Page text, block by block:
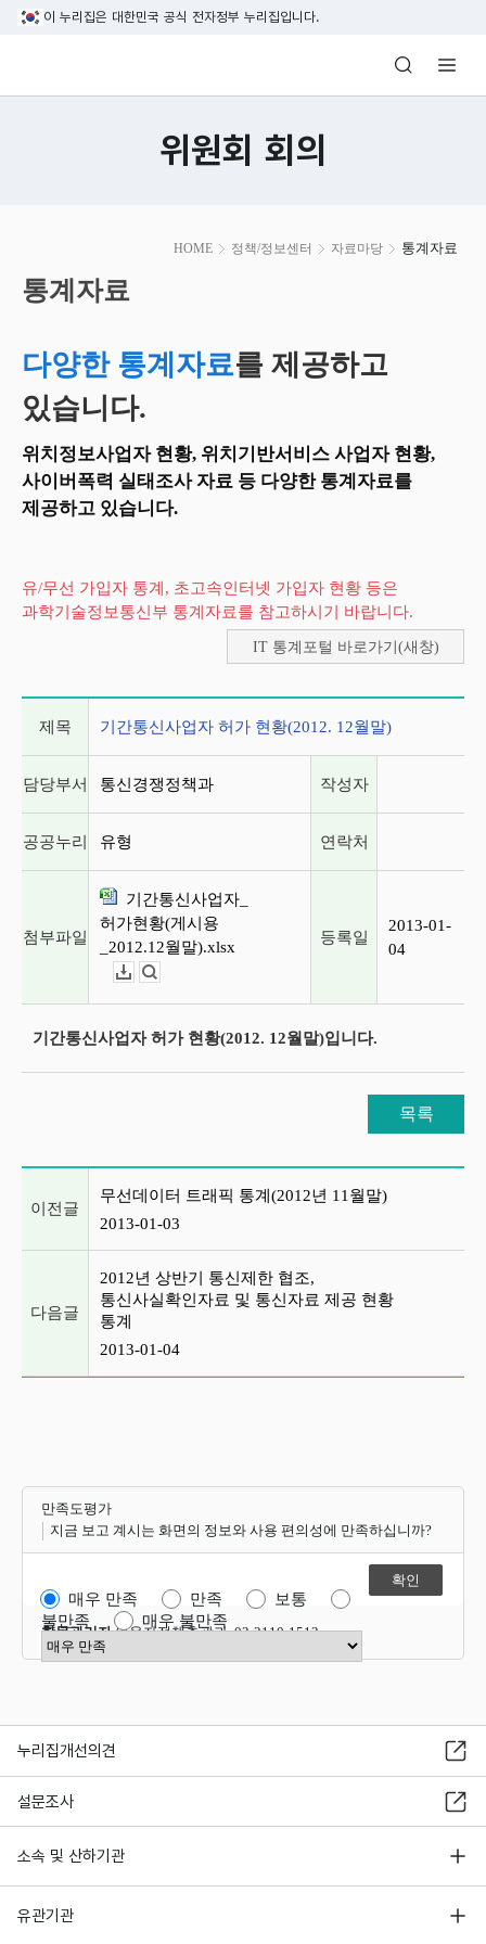
본문 바로가기
이 누리집은 대한민국 공식 전자정부 누리집입니다.
방송미디어통신위원회 Korea Media
위원회 회의
HOME 정책/정보센터 자료마당 통계자료
시
작
통계자료
다양한 통계자료를 제공하고
있습니다.
위치정보사업자 현황, 위치기반서비스 사업자 현황,
사이버폭력 실태조사 자료 등 다양한 통계자료를
제공하고 있습니다.
유/무선 가입자 통계, 초고속인터넷 가입자 현황 등은
과학기술정보통신부 통계자료를 참고하시기 바랍니다.
IT 통계포털 바로가기(새창)
제목 기간통신사업자 허가 현황(2012. 12월말)
담당부서 통신경쟁정책과 작성자
공공누리 유형 연락처
첨부파일
기간통신사업자_
허가현황(게시용
_2012.12월말).xlsx
등록일
2013-01-
04
기간통신사업자 허가 현황(2012. 12월말)입니다.
목록
이전글
무선데이터 트래픽 통계(2012년 11월말)
2013-01-03
다음글
2012년 상반기 통신제한 협조,
통신사실확인자료 및 통신자료 제공 현황
통계
2013-01-04
만족도평가
지금 보고 계시는 화면의 정보와 사용 편의성에 만족하십니까?
매우 만족 만족
보통
불만족
매우 불만족
만족도 점수 선택
항목관리자이용자정책총괄과 02-2110-1512
누리집개선의견
설문조사
소속 및 산하기관
유관기관